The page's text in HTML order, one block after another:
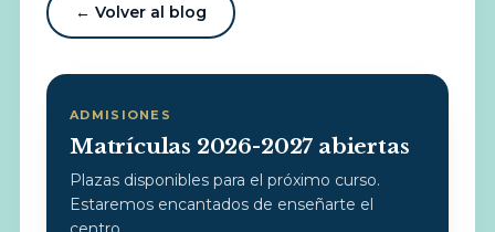
← Volver al blog
ADMISIONES
Matrículas 2026-2027 abiertas
Plazas disponibles para el próximo curso.
Estaremos encantados de enseñarte el